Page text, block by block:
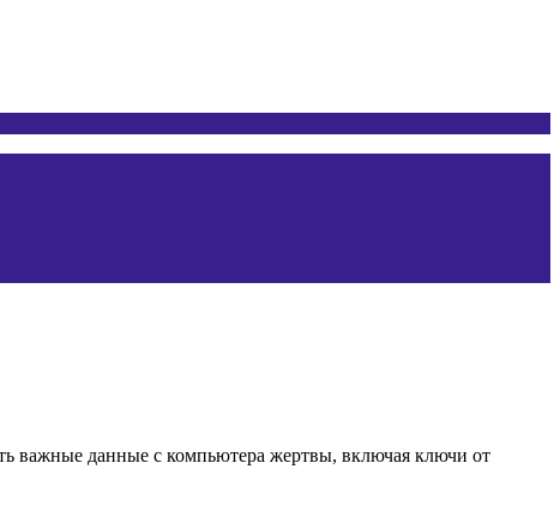
важные данные с компьютера жертвы, включая ключи от